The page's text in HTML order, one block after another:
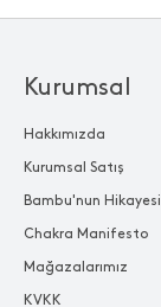
Kurumsal
Hakkımızda
Kurumsal Satış
Bambu'nun Hikayesi
Chakra Manifesto
Mağazalarımız
KVKK